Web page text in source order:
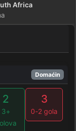
Africa
Domaćin
2
3+
3
0-2 gola